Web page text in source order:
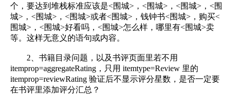
个，要达到堆栈标准应该是<围城>，<围城>，<围城>，<围
城>，<围城>，<围城>或者<围城>，钱钟书<围城>，购买<
围城>，<围城>好看吗，<围城>怎么样，哪里有<围城>卖
等。这样无意义的语句或内容。
2、书籍目录问题，以及书评页面里若不用
itemprop=aggregateRating，只用 itemtype=Review 里的
itemprop=reviewRating 验证后不显示评分星数，是否一定要
在书评里添加评分汇总？